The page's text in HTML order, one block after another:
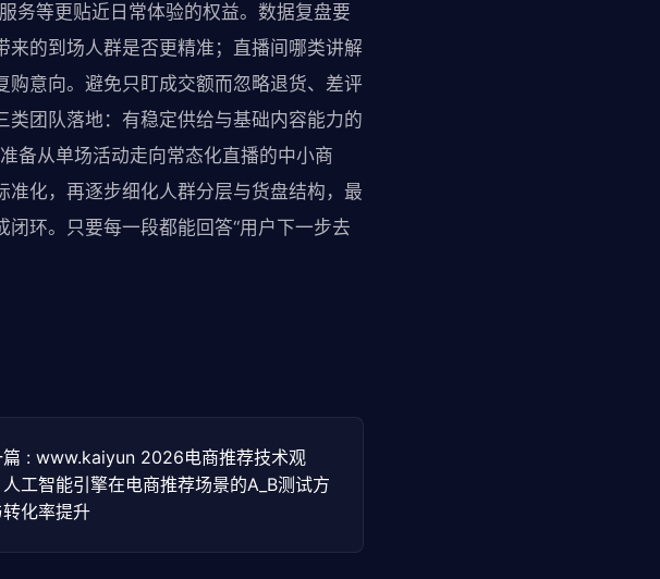
务等更贴近日常体验的权益。数据复盘要
的到场人群是否更精准；直播间哪类讲解
意向。避免只盯成交额而忽略退货、差评
团队落地：有稳定供给与基础内容能力的
备从单场活动走向常态化直播的中小商
化，再逐步细化人群分层与货盘结构，最
环。只要每一段都能回答“用户下一步去
篇 : www.kaiyun 2026电商推荐技术观
工智能引擎在电商推荐场景的A_B测试方
化率提升